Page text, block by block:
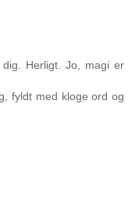
Herligt. Jo, magi er
fyldt med kloge ord og